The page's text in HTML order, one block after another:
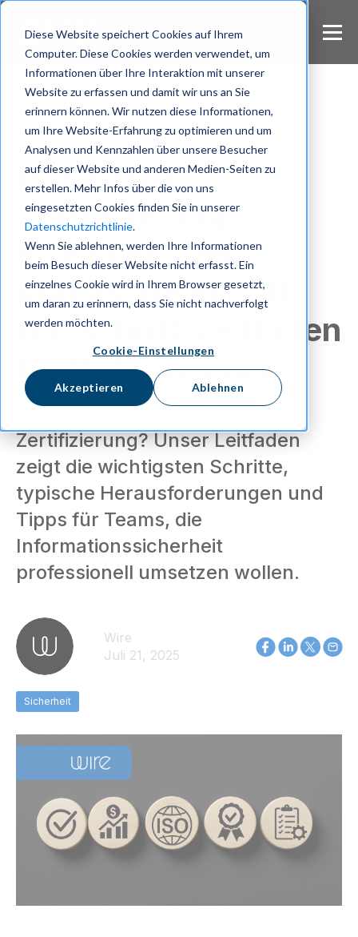
Diese Website speichert Cookies auf Ihrem
Computer. Diese Cookies werden verwendet, um
Informationen über Ihre Interaktion mit unserer
Website zu erfassen und damit wir uns an Sie
erinnern können. Wir nutzen diese Informationen,
um Ihre Website-Erfahrung zu optimieren und um
Analysen und Kennzahlen über unsere Besucher
auf dieser Website und anderen Medien-Seiten zu
erstellen. Mehr Infos über die von uns
eingesetzten Cookies finden Sie in unserer
Datenschutzrichtlinie.
Wenn Sie ablehnen, werden Ihre Informationen
beim Besuch dieser Website nicht erfasst. Ein
einzelnes Cookie wird in Ihrem Browser gesetzt,
um daran zu erinnern, dass Sie nicht nachverfolgt
werden möchten.
Cookie-Einstellungen
Akzeptieren Ablehnen
S
Sicherheit
ISO 27001-
Zertifizierung
erreichen: Der
praktische Schritt-
für-Schritt-Leitfaden
für Unternehmen
Wie gelingt die ISO 27001-
Zertifizierung? Unser Leitfaden
zeigt die wichtigsten Schritte,
typische Herausforderungen und
Tipps für Teams, die
Informationssicherheit
professionell umsetzen wollen.
Wire
Juli 21, 2025
Sicherheit